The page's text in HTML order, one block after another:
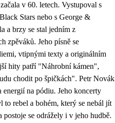
v 60. letech. Vystupoval s
Stars nebo s George &
a brzy se stal jedním z
zpěváků. Jeho písně se
vtipnými texty a originálním
hity patří "Náhrobní kámen",
chodit po špičkách". Petr Novák
na pódiu. Jeho koncerty
rebel a bohém, který se nebál jít
se odrážely i v jeho hudbě.